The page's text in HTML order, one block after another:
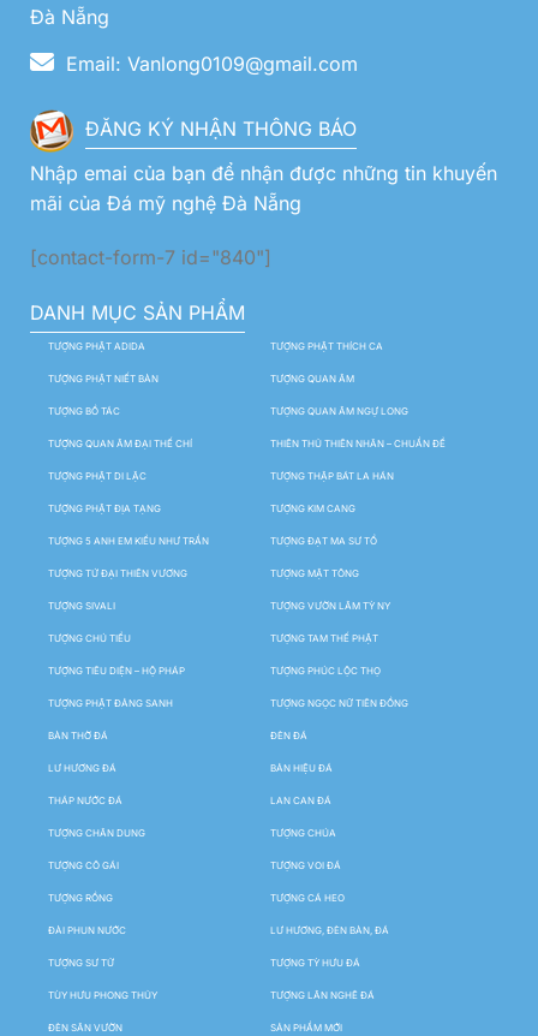
Đà Nẵng
Email: Vanlong0109@gmail.com
ĐĂNG KÝ NHẬN THÔNG BÁO
Nhập emai của bạn để nhận được những tin khuyến
mãi của Đá mỹ nghệ Đà Nẵng
[contact-form-7 id="840"]
DANH MỤC SẢN PHẨM
TƯỢNG PHẬT ADIDA TƯỢNG PHẬT THÍCH CA
TƯỢNG PHẬT NIẾT BÀN TƯỢNG QUAN ÂM
TƯỢNG BỒ TÁC TƯỢNG QUAN ÂM NGỰ LONG
TƯỢNG QUAN ÂM ĐẠI THẾ CHÍ THIÊN THỦ THIÊN NHÃN – CHUẨN ĐỀ
TƯỢNG PHẬT DI LẶC TƯỢNG THẬP BÁT LA HÁN
TƯỢNG PHẬT ĐỊA TẠNG TƯỢNG KIM CANG
TƯỢNG 5 ANH EM KIỀU NHƯ TRẦN TƯỢNG ĐẠT MA SƯ TỔ
TƯỢNG TỨ ĐẠI THIÊN VƯƠNG TƯỢNG MẬT TÔNG
TƯỢNG SIVALI TƯỢNG VƯỜN LÂM TỲ NY
TƯỢNG CHÚ TIỂU TƯỢNG TAM THẾ PHẬT
TƯỢNG TIÊU DIỆN – HỘ PHÁP TƯỢNG PHÚC LỘC THỌ
TƯỢNG PHẬT ĐẢNG SANH TƯỢNG NGỌC NỮ TIÊN ĐỒNG
BÀN THỜ ĐÁ ĐÈN ĐÁ
LƯ HƯƠNG ĐÁ BẢN HIỆU ĐÁ
THÁP NƯỚC ĐÁ LAN CAN ĐÁ
TƯỢNG CHÂN DUNG TƯỢNG CHÚA
TƯỢNG CÔ GÁI TƯỢNG VOI ĐÁ
TƯỢNG RỒNG TƯỢNG CÁ HEO
ĐÀI PHUN NƯỚC LƯ HƯƠNG, ĐÈN BÀN, ĐÁ
TƯỢNG SƯ TỬ TƯỢNG TỲ HƯU ĐÁ
TÙY HƯU PHONG THỦY TƯỢNG LÂN NGHÊ ĐÁ
ĐÈN SÂN VƯỜN SẢN PHẨM MỚI